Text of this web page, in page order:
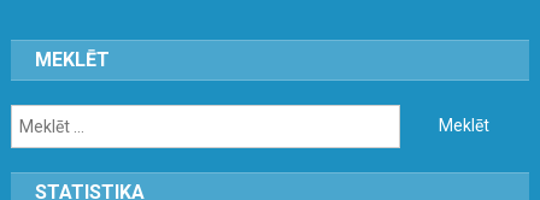
MEKLĒT
Meklēt:
STATISTIKA